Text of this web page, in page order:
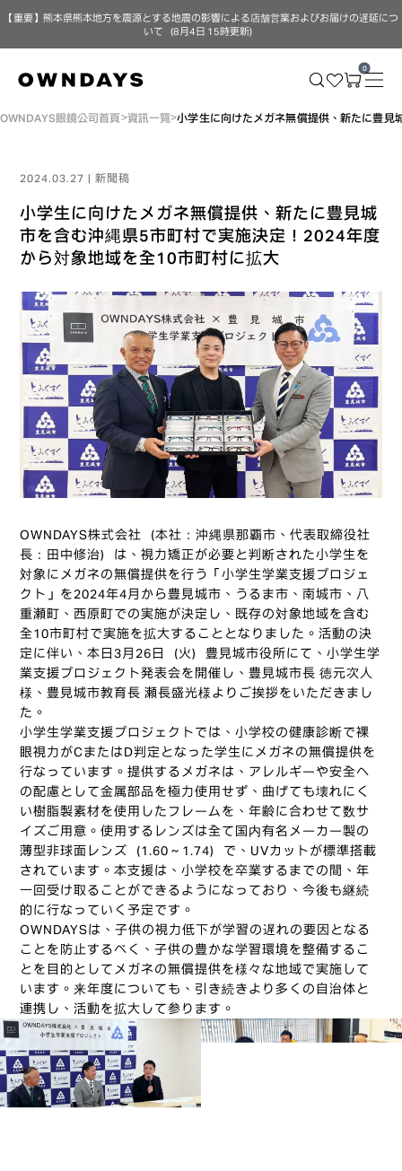
【重要】熊本県熊本地方を震源とする地震の影響による店舗営業およびお届けの遅延につ
いて（8月4日 15時更新）
0
OWNDAYS眼鏡公司首頁 資訊一覽 小学生に向けたメガネ無償提供、新たに豊
2024.03.27 | 新聞稿
小学生に向けたメガネ無償提供、新たに豊見城
市を含む沖縄県5市町村で実施決定！2024年度
から対象地域を全10市町村に拡大
OWNDAYS株式会社（本社：沖縄県那覇市、代表取締役社
長：田中修治）は、視力矯正が必要と判断された小学生を
対象にメガネの無償提供を行う「小学生学業支援プロジェ
クト」を2024年4月から豊見城市、うるま市、南城市、八
重瀬町、西原町での実施が決定し、既存の対象地域を含む
全10市町村で実施を拡大することとなりました。活動の決
定に伴い、本日3月26日（火）豊見城市役所にて、小学生学
業支援プロジェクト発表会を開催し、豊見城市長 徳元次人
様、豊見城市教育長 瀬長盛光様よりご挨拶をいただきまし
た。
小学生学業支援プロジェクトでは、小学校の健康診断で裸
眼視力がCまたはD判定となった学生にメガネの無償提供を
行なっています。提供するメガネは、アレルギーや安全へ
の配慮として金属部品を極力使用せず、曲げても壊れにく
い樹脂製素材を使用したフレームを、年齢に合わせて数サ
イズご用意。使用するレンズは全て国内有名メーカー製の
薄型非球面レンズ（1.60～1.74）で、UVカットが標準搭載
されています。本支援は、小学校を卒業するまでの間、年
一回受け取ることができるようになっており、今後も継続
的に行なっていく予定です。
OWNDAYSは、子供の視力低下が学習の遅れの要因となる
ことを防止するべく、子供の豊かな学習環境を整備するこ
とを目的としてメガネの無償提供を様々な地域で実施して
います。来年度についても、引き続きより多くの自治体と
連携し、活動を拡大して参ります。